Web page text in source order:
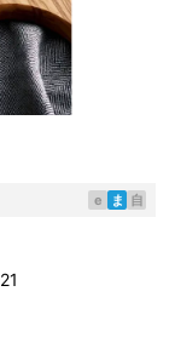
e ま 自